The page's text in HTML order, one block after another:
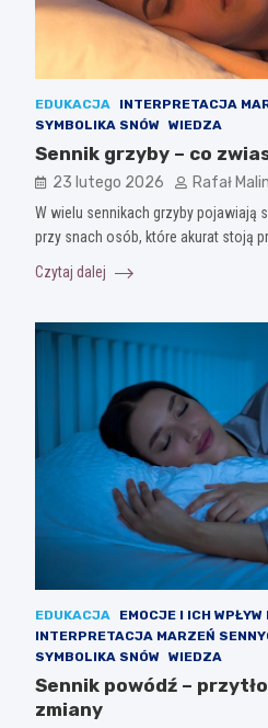
EDUKACJA INTERPRETACJA
SYMBOLIKA SNÓW WIEDZA
Sennik grzyby – co
23 lutego 2026 Rafał
W wielu sennikach grzyby pojawiają
przy snach osób, które akurat stoją
Czytaj dalej
EDUKACJA
EMOCJE I ICH WPŁYW
INTERPRETACJA MARZEŃ
SYMBOLIKA SNÓW WIEDZA
Sennik powódź –
zmiany